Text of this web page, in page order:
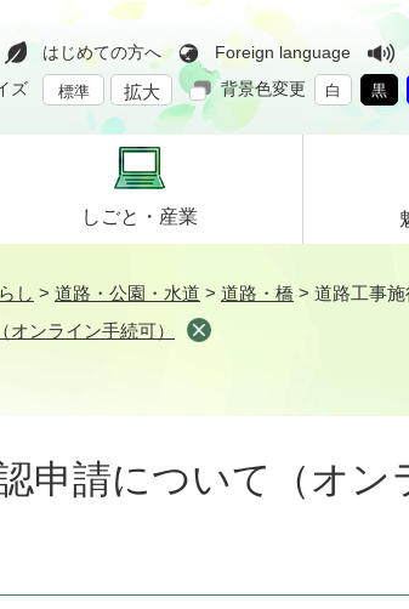
はじめての方へ Foreign language
ズ
標準 拡大 背景色変更 白 黒
しごと・ 産業
し > 道路・公園・水道 > 道路・橋 > 道路工事施
ンライン手続可）
申請について（オン